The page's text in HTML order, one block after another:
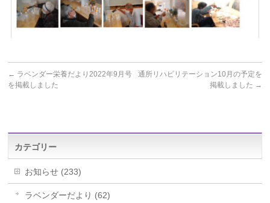
← ラベンダー栄養だより2022年9月号
を掲載しました
通所リハビリテーション10月の予定を
掲載しました →
カテゴリー
お知らせ (233)
ラベンダーだより (62)